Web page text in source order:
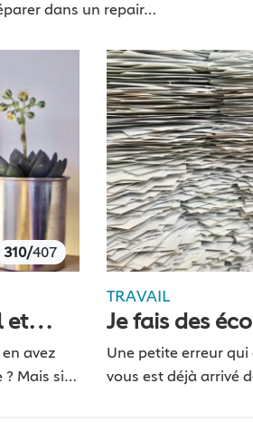
dans un repair…
310/407
et
avez
Mais si
TRAVAIL
Je fais des
Une petite erreur
vous est déjà arrivé